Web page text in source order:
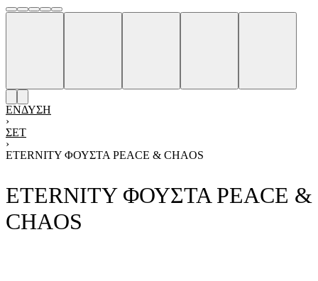
ΈΝΔΥΣΗ
›
ΣΕΤ
›
ETERNITY ΦΟΥΣΤΑ PEACE & CHAOS
ETERNITY ΦΟΥΣΤΑ PEACE &
CHAOS